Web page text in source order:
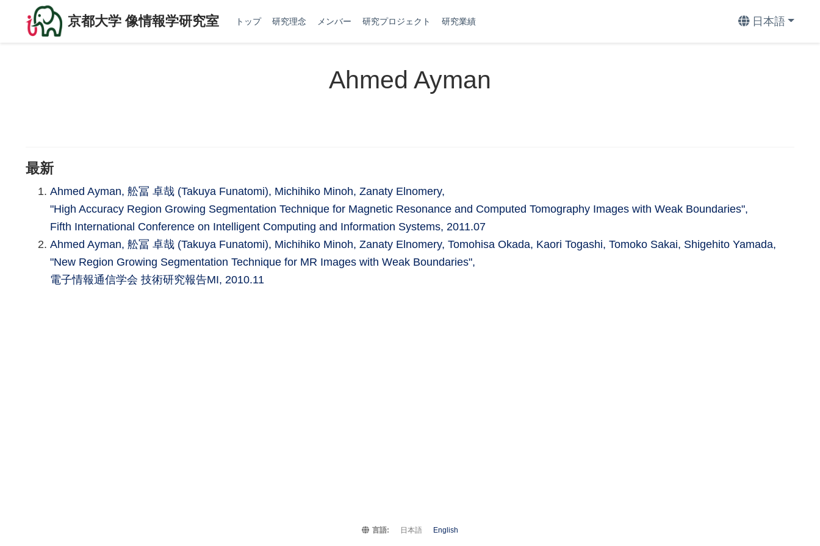
京都大学 像情報学研究室 トップ 研究理念 メンバー 研究プロジェクト 研究業績 日本語
Ahmed Ayman
最新
Ahmed Ayman, 舩冨 卓哉 (Takuya Funatomi), Michihiko Minoh, Zanaty Elnomery,
"High Accuracy Region Growing Segmentation Technique for Magnetic Resonance and Computed Tomography Images with Weak Boundaries",
Fifth International Conference on Intelligent Computing and Information Systems, 2011.07
Ahmed Ayman, 舩冨 卓哉 (Takuya Funatomi), Michihiko Minoh, Zanaty Elnomery, Tomohisa Okada, Kaori Togashi, Tomoko Sakai, Shigehito Yamada,
"New Region Growing Segmentation Technique for MR Images with Weak Boundaries",
電子情報通信学会 技術研究報告MI, 2010.11
言語: 日本語 English